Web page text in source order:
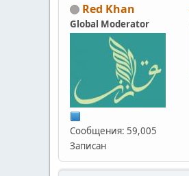
Red Khan
Global Moderator
Сообщения: 59,005
Записан